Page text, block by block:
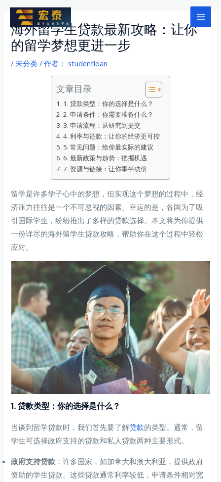
Main
海外留学生贷款最新攻略：让你
的留学梦想更进一步
/未分类 / 作者： studentloan
文章目录
1. 贷款类型：你的选择是什么？
2. 申请条件：你需要准备什么？
3. 申请流程：从研究到提交
4. 利率与还款：让你的经济更可控
5. 常见问题：给你最实际的建议
6. 最新政策与趋势：把握机遇
7. 资源与链接：让你事半功倍
留学是许多学子心中的梦想，但实现这个梦想的过程中，经
济压力往往是一个不可忽视的因素。幸运的是，各国为了吸
引国际学生，纷纷推出了多样的贷款选择。本文将为你提供
一份详尽的海外留学生贷款攻略，帮助你在这个过程中轻松
应对。
1. 贷款类型：你的选择是什么？
当谈到留学贷款时，我们首先要了解贷款的类型。通常，留
学生可选择政府支持的贷款和私人贷款两种主要形式。
政府支持贷款 ：许多国家，如加拿大和澳大利亚，提供政府
资助的学生贷款。这些贷款通常利率较低，申请条件相对宽